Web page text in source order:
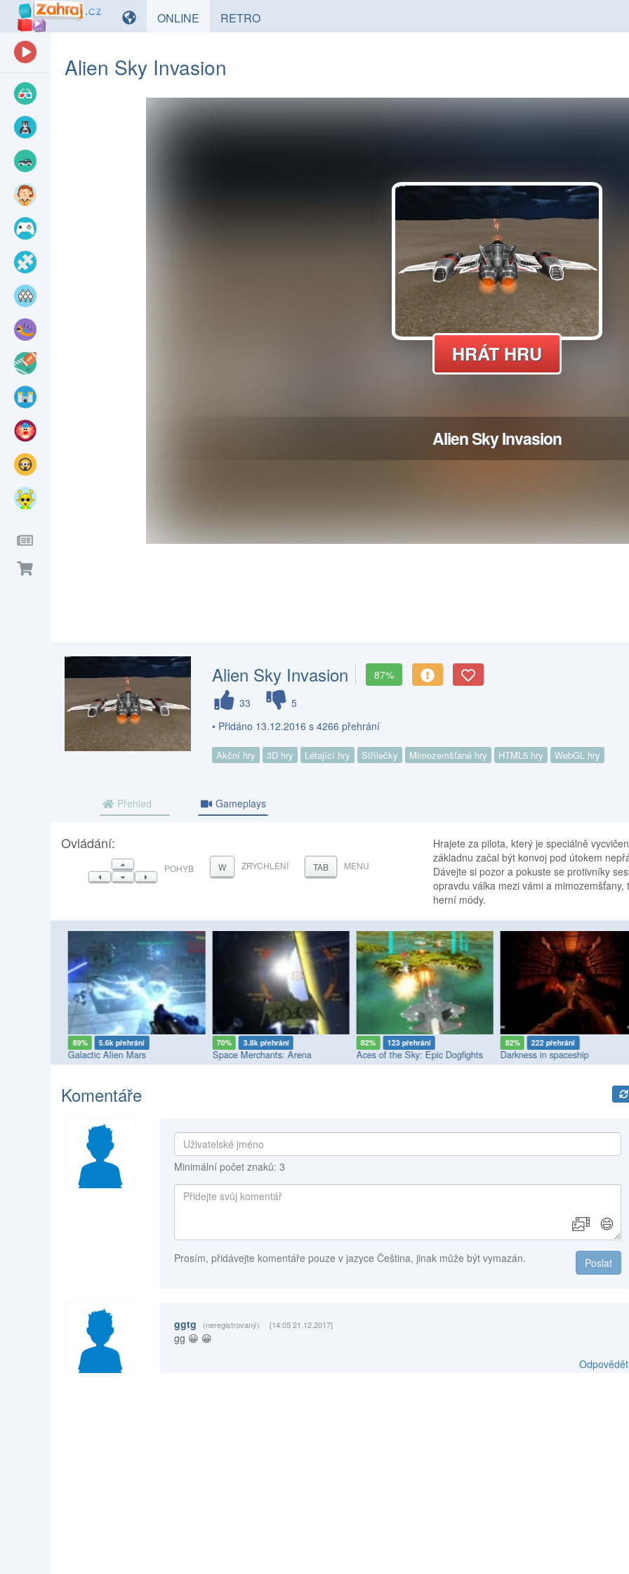
ONLINE HRYRETROHRY
Alien Sky Invasion
Alien Sky Invasion
87%
33
5
• Přidáno 13.12.2016 s 4266 přehrání
Akční hry 3D hry Létající hry Střílečky Mimozemšťané hry HTML5 hry WebGL hry
Přehled Gameplays
Ovládání:
NAHORU
VLEVODOLŮVPRAVO
POHYB W ZRYCHLENÍ TAB MENU
Hrajete za pilota, který je speciálně
základnu začal být konvoj pod útokem
Dávejte si pozor a pokuste se protivníky
opravdu válka mezi vámi a
herní módy.
89% 5.6k přehrání
Galactic Alien Mars
70% 3.8k přehrání
Space Merchants: Arena
82% 123 přehrání
Aces of the Sky: Epic Dogfights
92% 222 přehrání
Darkness in spaceship
Komentáře
Minimální počet znaků: 3
😄
Poslat
Prosím, přidávejte komentáře pouze v jazyce Čeština, jinak může být vymazán.
ggtg (neregistrovaný) [14:05 21.12.2017]
gg 😀 😀
Odpovědět